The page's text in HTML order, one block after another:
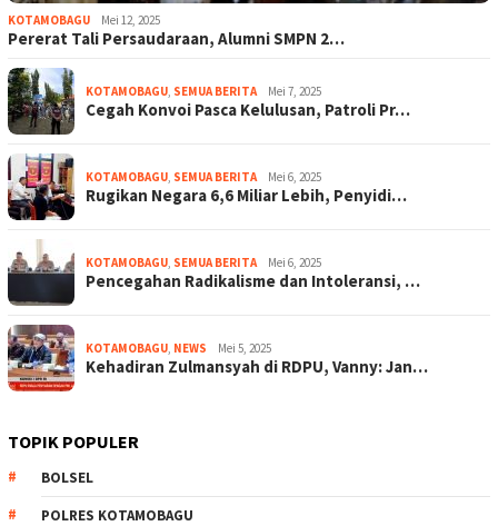
KOTAMOBAGU Mei 12, 2025
Pererat Tali Persaudaraan, Alumni SMPN 2…
KOTAMOBAGU, SEMUA BERITA Mei 7, 2025
Cegah Konvoi Pasca Kelulusan, Patroli Pr…
KOTAMOBAGU, SEMUA BERITA Mei 6, 2025
Rugikan Negara 6,6 Miliar Lebih, Penyidi…
KOTAMOBAGU, SEMUA BERITA Mei 6, 2025
Pencegahan Radikalisme dan Intoleransi, …
KOTAMOBAGU, NEWS Mei 5, 2025
Kehadiran Zulmansyah di RDPU, Vanny: Jan…
TOPIK POPULER
BOLSEL
POLRES KOTAMOBAGU